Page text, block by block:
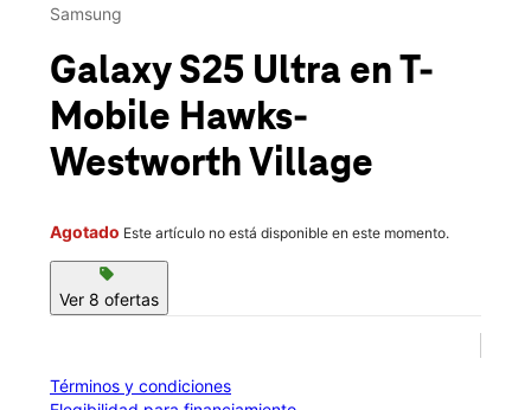
Mié.:10:00 a.m. a 8:00 p.m.
532 Alta Mere Dr Fort Worth, TX 76114
Samsung
Galaxy S25 Ultra en T-
Mobile Hawks-
Westworth Village
Agotado Este artículo no está disponible en este momento.
sell
Ver 8 ofertas
Términos y condiciones